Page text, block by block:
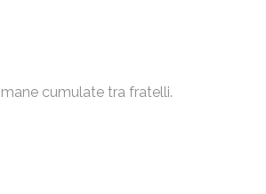
cumulate tra fratelli.